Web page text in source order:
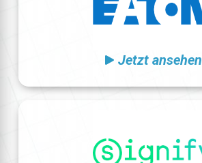
Jetzt ansehen